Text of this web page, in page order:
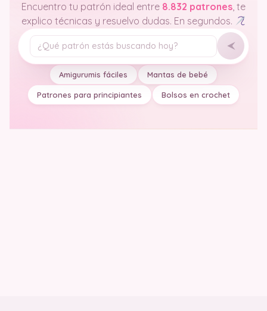
Encuentro tu patrón ideal entre 8.832 patrones, te
explico técnicas y resuelvo dudas. En segundos.
Tu pregunta
Amigurumis fáciles Mantas de bebé
Patrones para principiantes Bolsos en crochet